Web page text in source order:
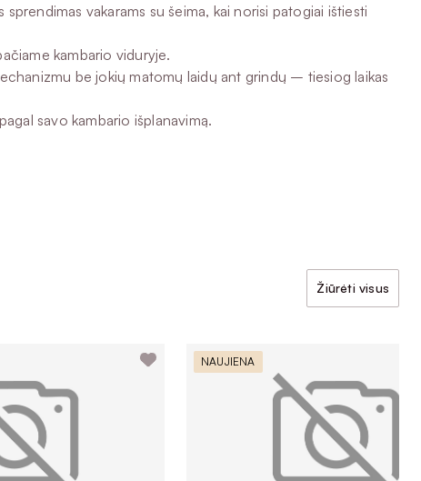
vakarams su šeima, kai norisi patogiai ištiesti
kambario viduryje.
be jokių matomų laidų ant grindų – tiesiog laikas
savo kambario išplanavimą.
Žiūrėti visus
NAUJIENA